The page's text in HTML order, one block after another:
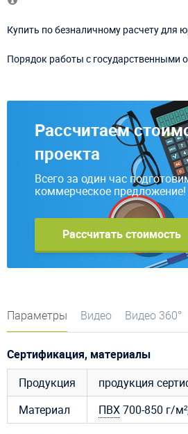
Купить по безналичному расчету для
Порядок работы с государственными
Рассчитаем
проекта
Всего за один час
коммерческое предложение!
Рассчитать стоимость
Параметры Видео Видео 360°
Сертификация, материалы
Продукция
продукция
Материал
ПВХ700-850 г/